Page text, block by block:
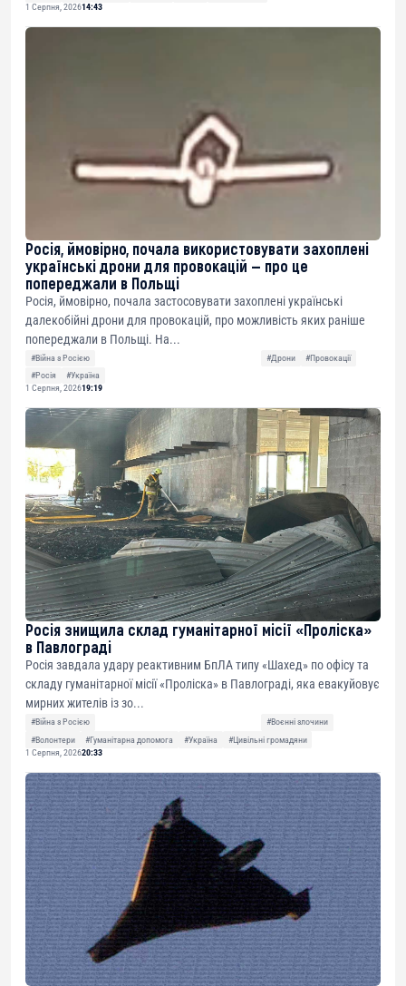
1 Серпня, 202614:43
Росія, ймовірно, почала використовувати захоплені
українські дрони для провокацій — про це
попереджали в Польщі
Росія, ймовірно, почала застосовувати захоплені українські
далекобійні дрони для провокацій, про можливість яких раніше
попереджали в Польщі. На...
#Війна з Росією #Дрони
#Провокації
#Росія
#Україна
1 Серпня, 202619:19
Росія знищила склад гуманітарної місії «Проліска»
в Павлограді
Росія завдала удару реактивним БпЛА типу «Шахед» по офісу та
складу гуманітарної місії «Проліска» в Павлограді, яка евакуйовує
мирних жителів із зо...
#Війна з Росією
#Воєнні злочини
#Волонтери
#Гуманітарна допомога #Україна
#Цивільні громадяни
1 Серпня, 202620:33